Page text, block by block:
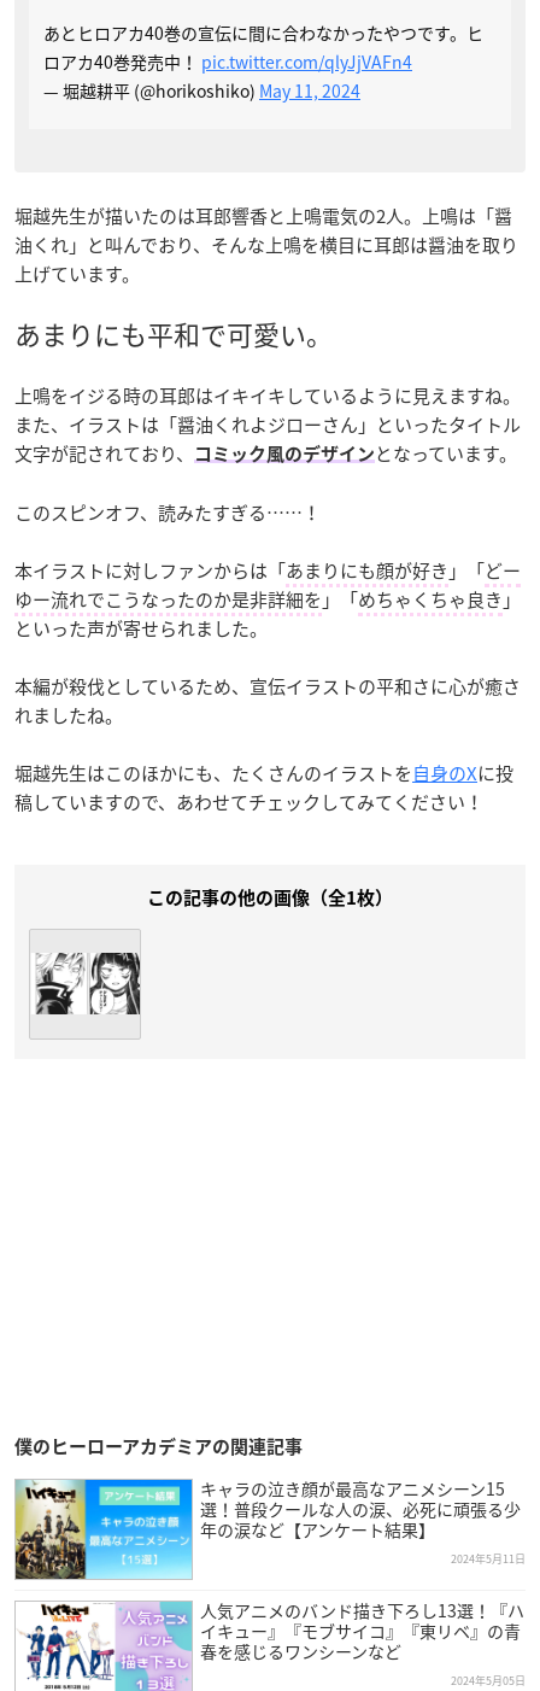
あとヒロアカ40巻の宣伝に間に合わなかったやつです。ヒ
ロアカ40巻発売中！ pic.twitter.com/qlyJjVAFn4
— 堀越耕平 (@horikoshiko) May 11, 2024
堀越先生が描いたのは耳郎響香と上鳴電気の2人。上鳴は「醤
油くれ」と叫んでおり、そんな上鳴を横目に耳郎は醤油を取り
上げています。
あまりにも平和で可愛い。
上鳴をイジる時の耳郎はイキイキしているように見えますね。
また、イラストは「醤油くれよジローさん」といったタイトル
文字が記されており、
コミック風のデザイン となっています。
このスピンオフ、読みたすぎる……！
本イラストに対しファンからは「あまりにも顔が好き 」「どー
ゆー流れでこうなったのか是非詳細を 」「めちゃくちゃ良き 」
といった声が寄せられました。
本編が殺伐としているため、宣伝イラストの平和さに心が癒さ
れましたね。
堀越先生はこのほかにも、たくさんのイラストを自身のXに投
稿していますので、あわせてチェックしてみてください！
この記事の他の画像（全1枚）
僕のヒーローアカデミアの関連記事
キャラの泣き顔が最高なアニメシーン15
選！普段クールな人の涙、必死に頑張る少
年の涙など【アンケート結果】
2024年5月11日
人気アニメのバンド描き下ろし13選！『ハ
イキュー』『モブサイコ』『東リベ』の青
春を感じるワンシーンなど
2024年5月05日